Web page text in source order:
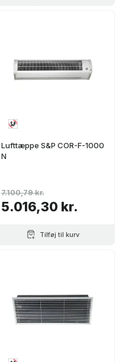
Lufttæppe S&P COR-F-1000
N
5.016,30 kr.
7.100,79 kr.
Tilføj til kurv